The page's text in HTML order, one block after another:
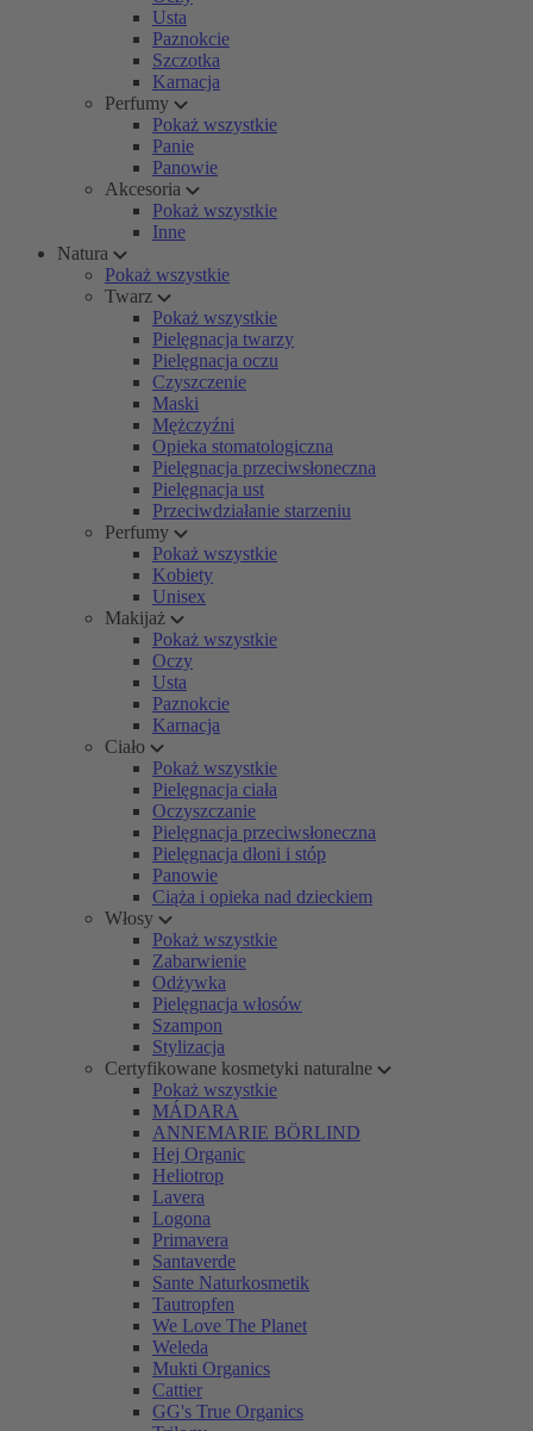
Usta
Paznokcie
Szczotka
Karnacja
Perfumy
Pokaż wszystkie
Panie
Panowie
Akcesoria
Pokaż wszystkie
Inne
Natura
Pokaż wszystkie
Twarz
Pokaż wszystkie
Pielęgnacja twarzy
Pielęgnacja oczu
Czyszczenie
Maski
Mężczyźni
Opieka stomatologiczna
Pielęgnacja przeciwsłoneczna
Pielęgnacja ust
Przeciwdziałanie starzeniu
Perfumy
Pokaż wszystkie
Kobiety
Unisex
Makijaż
Pokaż wszystkie
Oczy
Usta
Paznokcie
Karnacja
Ciało
Pokaż wszystkie
Pielęgnacja ciała
Oczyszczanie
Pielęgnacja przeciwsłoneczna
Pielęgnacja dłoni i stóp
Panowie
Ciąża i opieka nad dzieckiem
Włosy
Pokaż wszystkie
Zabarwienie
Odżywka
Pielęgnacja włosów
Szampon
Stylizacja
Certyfikowane kosmetyki naturalne
Pokaż wszystkie
MÁDARA
ANNEMARIE BÖRLIND
Hej Organic
Heliotrop
Lavera
Logona
Primavera
Santaverde
Sante Naturkosmetik
Tautropfen
We Love The Planet
Weleda
Mukti Organics
Cattier
GG's True Organics